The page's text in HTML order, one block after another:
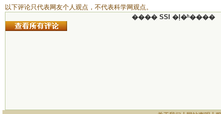
以下评论只代表网友个人观点，不代表科学网观点。
���� SSI �ļ�ʱ����